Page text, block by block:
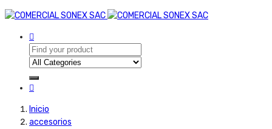
Inicio
accesorios